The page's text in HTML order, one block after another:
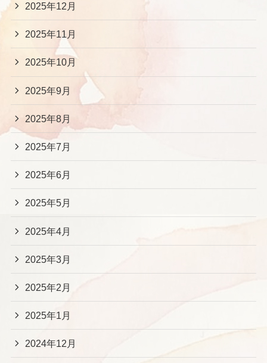
2025年12月
2025年11月
2025年10月
2025年9月
2025年8月
2025年7月
2025年6月
2025年5月
2025年4月
2025年3月
2025年2月
2025年1月
2024年12月